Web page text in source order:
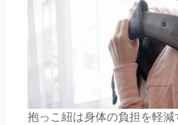
抱っこ紐は身体の負担を軽